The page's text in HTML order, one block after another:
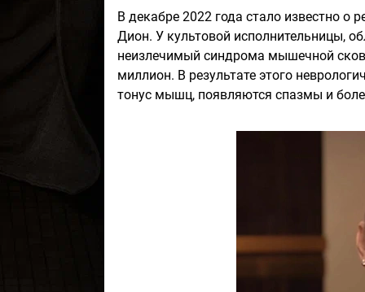
В декабре 2022 года стало известно о
Дион. У культовой исполнительницы,
неизлечимый синдрома мышечной
миллион. В результате этого
тонус мышц, появляются спазмы и